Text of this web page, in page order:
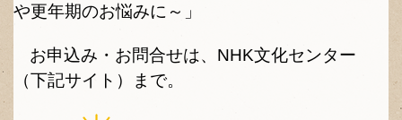
や更年期のお悩みに～」
お申込み・お問合せは、NHK文化センター
（下記サイト）まで。